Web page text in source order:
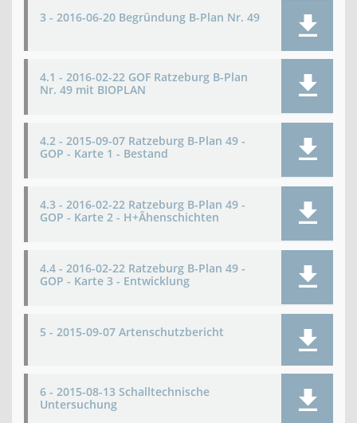
3 - 2016-06-20 Begründung B-Plan Nr. 49
4.1 - 2016-02-22 GOF Ratzeburg B-Plan
Nr. 49 mit BIOPLAN
4.2 - 2015-09-07 Ratzeburg B-Plan 49 -
GOP - Karte 1 - Bestand
4.3 - 2016-02-22 Ratzeburg B-Plan 49 -
GOP - Karte 2 - H+Âhenschichten
4.4 - 2016-02-22 Ratzeburg B-Plan 49 -
GOP - Karte 3 - Entwicklung
5 - 2015-09-07 Artenschutzbericht
6 - 2015-08-13 Schalltechnische
Untersuchung